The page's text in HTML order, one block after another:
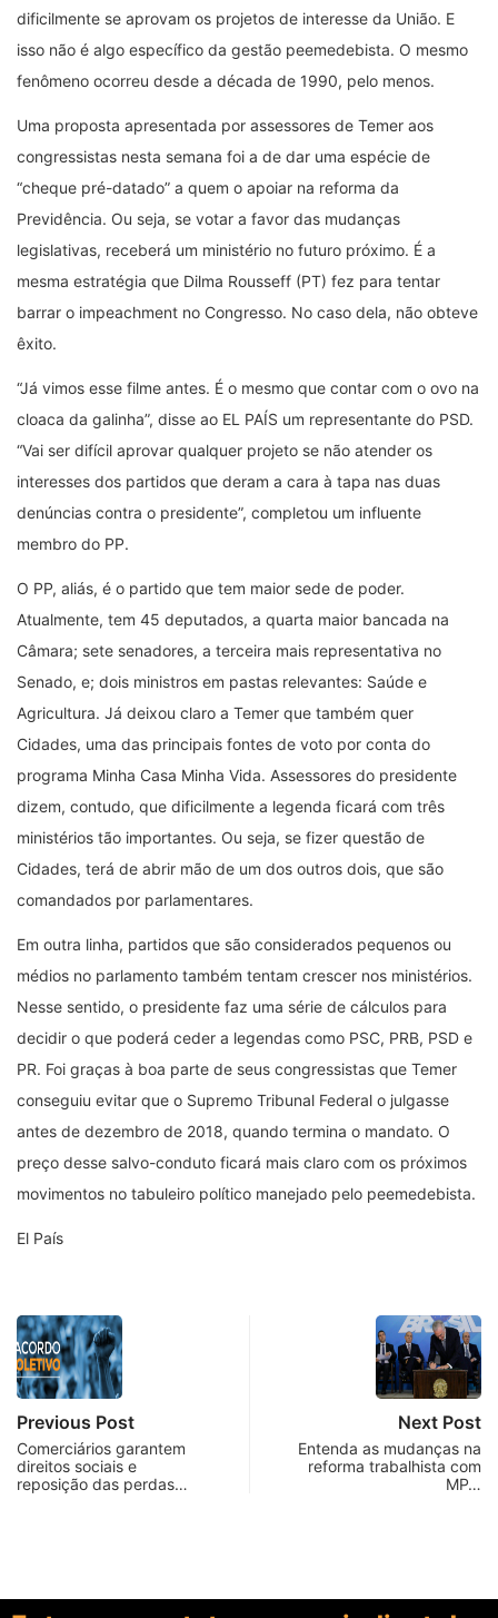
dificilmente se aprovam os projetos de interesse da União. E
isso não é algo específico da gestão peemedebista. O mesmo
fenômeno ocorreu desde a década de 1990, pelo menos.
Uma proposta apresentada por assessores de Temer aos
congressistas nesta semana foi a de dar uma espécie de
“cheque pré-datado” a quem o apoiar na reforma da
Previdência. Ou seja, se votar a favor das mudanças
legislativas, receberá um ministério no futuro próximo. É a
mesma estratégia que Dilma Rousseff (PT) fez para tentar
barrar o impeachment no Congresso. No caso dela, não obteve
êxito.
“Já vimos esse filme antes. É o mesmo que contar com o ovo na
cloaca da galinha”, disse ao EL PAÍS um representante do PSD.
“Vai ser difícil aprovar qualquer projeto se não atender os
interesses dos partidos que deram a cara à tapa nas duas
denúncias contra o presidente”, completou um influente
membro do PP.
O PP, aliás, é o partido que tem maior sede de poder.
Atualmente, tem 45 deputados, a quarta maior bancada na
Câmara; sete senadores, a terceira mais representativa no
Senado, e; dois ministros em pastas relevantes: Saúde e
Agricultura. Já deixou claro a Temer que também quer
Cidades, uma das principais fontes de voto por conta do
programa Minha Casa Minha Vida. Assessores do presidente
dizem, contudo, que dificilmente a legenda ficará com três
ministérios tão importantes. Ou seja, se fizer questão de
Cidades, terá de abrir mão de um dos outros dois, que são
comandados por parlamentares.
Em outra linha, partidos que são considerados pequenos ou
médios no parlamento também tentam crescer nos ministérios.
Nesse sentido, o presidente faz uma série de cálculos para
decidir o que poderá ceder a legendas como PSC, PRB, PSD e
PR. Foi graças à boa parte de seus congressistas que Temer
conseguiu evitar que o Supremo Tribunal Federal o julgasse
antes de dezembro de 2018, quando termina o mandato. O
preço desse salvo-conduto ficará mais claro com os próximos
movimentos no tabuleiro político manejado pelo peemedebista.
El País
Previous Post
Comerciários garantem
direitos sociais e
reposição das perdas…
Next Post
Entenda as mudanças na
reforma trabalhista com
MP…